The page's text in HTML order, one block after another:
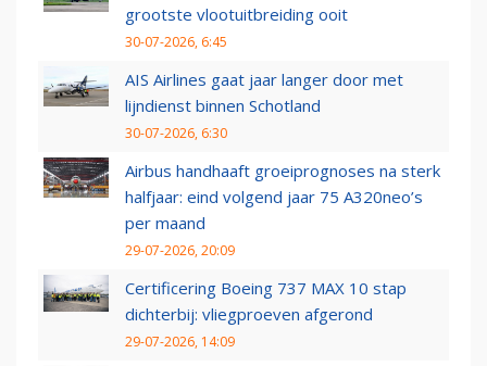
grootste vlootuitbreiding ooit
30-07-2026, 6:45
AIS Airlines gaat jaar langer door met
lijndienst binnen Schotland
30-07-2026, 6:30
Airbus handhaaft groeiprognoses na sterk
halfjaar: eind volgend jaar 75 A320neo’s
per maand
29-07-2026, 20:09
Certificering Boeing 737 MAX 10 stap
dichterbij: vliegproeven afgerond
29-07-2026, 14:09